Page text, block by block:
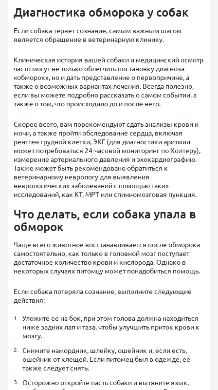
Диагностика обморока у собак
Если собака теряет сознание, самым важным шагом
является обращение в ветеринарную клинику.
Клиническая история вашей собаки и медицинский осмотр
часто могут не только облегчить постановку диагноза
«обморок», но и дать представление о первопричине, а
также о возможных вариантах лечения. Всегда полезно,
если вы можете подробно рассказать о самом событии, а
также о том, что происходило до и после него.
Скорее всего, вам порекомендуют сдать анализы крови и
мочи, а также пройти обследование сердца, включая
рентген грудной клетки, ЭКГ (для диагностики аритмии
может потребоваться 24-часовой мониторинг по Холтеру),
измерение артериального давления и эхокардиографию.
Также может быть рекомендовано обратиться к
ветеринарному неврологу для выявления
неврологических заболеваний с помощью таких
исследований, как КТ, МРТ или спинномозговая пункция.
Что делать, если собака упала в
обморок
Чаще всего животное восстанавливается после обморока
самостоятельно, как только в головной мозг поступает
достаточное количество крови и кислорода. Однако в
некоторых случаях питомцу может понадобиться помощь.
Если собака потеряла сознание, выполните следующие
действия:
Уложите ее на бок, при этом голова должна находиться
ниже задних лап и таза, чтобы улучшить приток крови к
мозгу.
Снимите намордник, шлейку, ошейник и, если есть,
ошейник от клещей. Если питомец был в одежде, ее
также следует снять.
Осторожно откройте пасть собаки и вытяните язык,